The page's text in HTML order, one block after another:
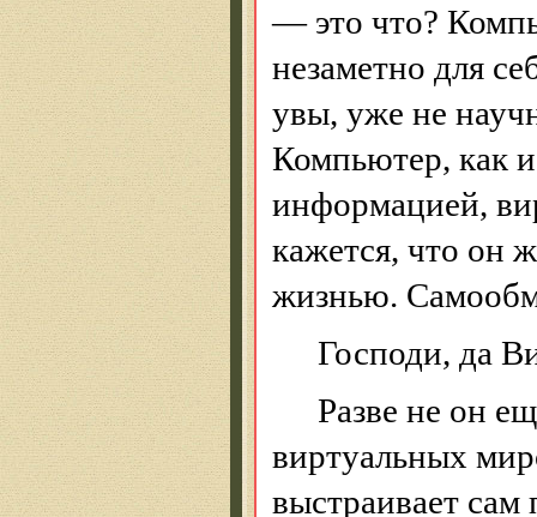
— это что?
незаметно для
увы, уже не
Компьютер, как
информацией,
кажется, что он
жизнью.
Господи, да
Разве не он
виртуальных
выстраивает сам